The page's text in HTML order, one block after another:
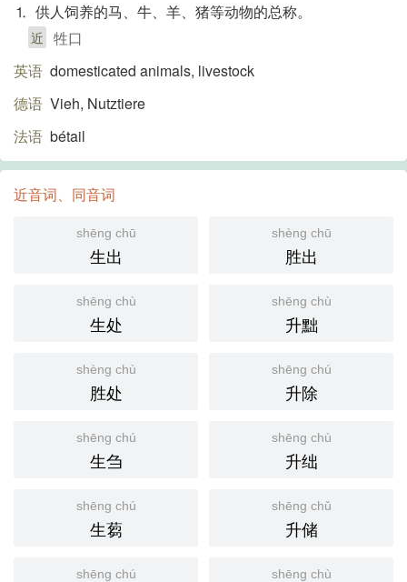
⒈ 供人饲养的马、牛、羊、猪等动物的总称。
近 牲口
英语 domesticated animals, livestock
德语 Vieh, Nutztiere
法语 bétail
近音词、同音词
shēng chū
生出
shèng chū
胜出
shēng chù
生处
shēng chù
升黜
shèng chù
胜处
shēng chú
升除
shēng chú
生刍
shēng chù
升绌
shēng chú
生蒭
shēng chǔ
升储
shēng chú shēng chù